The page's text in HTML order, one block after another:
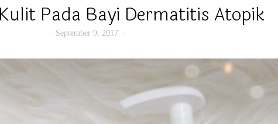
Pada Bayi Dermatitis Atopik
September 9, 2017